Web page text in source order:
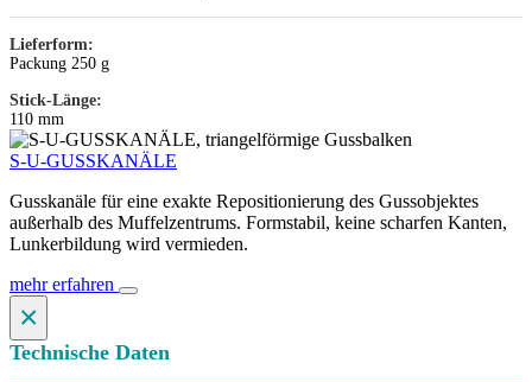
Lieferform:
Packung 250 g
Stick-Länge:
110 mm
S-U-GUSSKANÄLE
Gusskanäle für eine exakte Repositionierung des Gussobjektes
außerhalb des Muffelzentrums. Formstabil, keine scharfen Kanten,
Lunkerbildung wird vermieden.
mehr erfahren
×
Technische Daten